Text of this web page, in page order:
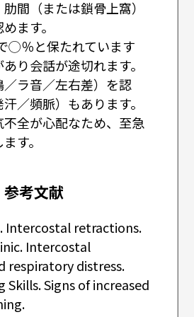
間（または鎖骨上窩）
ます。
◯％と保たれています
り会話が途切れます。
ラ音／左右差）を認
／頻脈）もあります。
全が心配なため、至急
す。
考文献
Intercostal retractions.
Intercostal
respiratory distress.
Skills. Signs of increased